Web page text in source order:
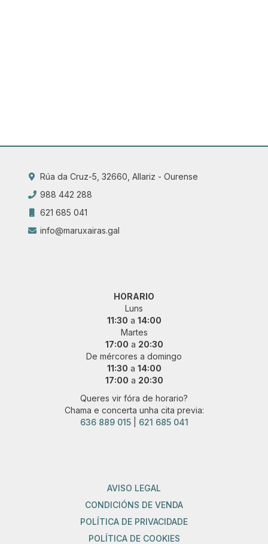
Rúa da Cruz-5, 32660, Allariz - Ourense
988 442 288
621 685 041
info@maruxairas.gal
HORARIO
Luns
11:30 a 14:00
Martes
17:00 a 20:30
De mércores a domingo
11:30 a 14:00
17:00 a 20:30
Queres vir fóra de horario?
Chama e concerta unha cita previa:
636 889 015| 621 685 041
AVISO LEGAL
CONDICIÓNS DE VENDA
POLÍTICA DE PRIVACIDADE
POLÍTICA DE COOKIES